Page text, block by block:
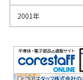
2001年